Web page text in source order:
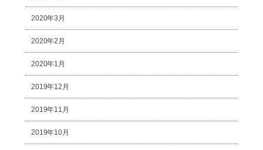
2020年3月
2020年2月
2020年1月
2019年12月
2019年11月
2019年10月